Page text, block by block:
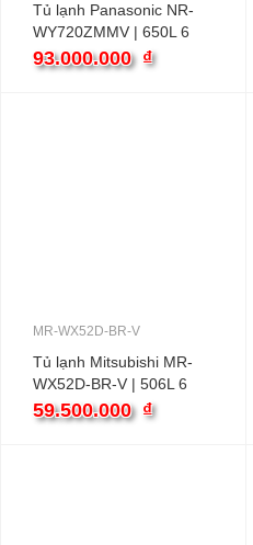
Tủ lạnh Panasonic NR-
WY720ZMMV | 650L 6
cánh inverter
93.000.000 ₫
MR-WX52D-BR-V
Tủ lạnh Mitsubishi MR-
WX52D-BR-V | 506L 6
cánh
59.500.000 ₫